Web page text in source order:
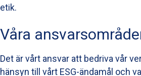
etik.
Våra
Det är vårt ansvar att bedriva vår
hänsyn till vårt ESG-ändamål och